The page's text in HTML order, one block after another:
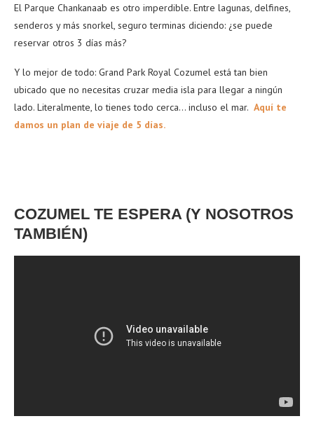
El Parque Chankanaab es otro imperdible. Entre lagunas, delfines,
senderos y más snorkel, seguro terminas diciendo: ¿se puede
reservar otros 3 días más?
Y lo mejor de todo: Grand Park Royal Cozumel está tan bien
ubicado que no necesitas cruzar media isla para llegar a ningún
lado. Literalmente, lo tienes todo cerca… incluso el mar. Aquí te
damos un plan de viaje de 5 días.
COZUMEL TE ESPERA (Y NOSOTROS
TAMBIÉN)